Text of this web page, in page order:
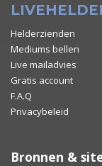
Helderzienden
Mediums bellen
Live mailadvies
Gratis account
F.A.Q
Privacybeleid
Bronnen &